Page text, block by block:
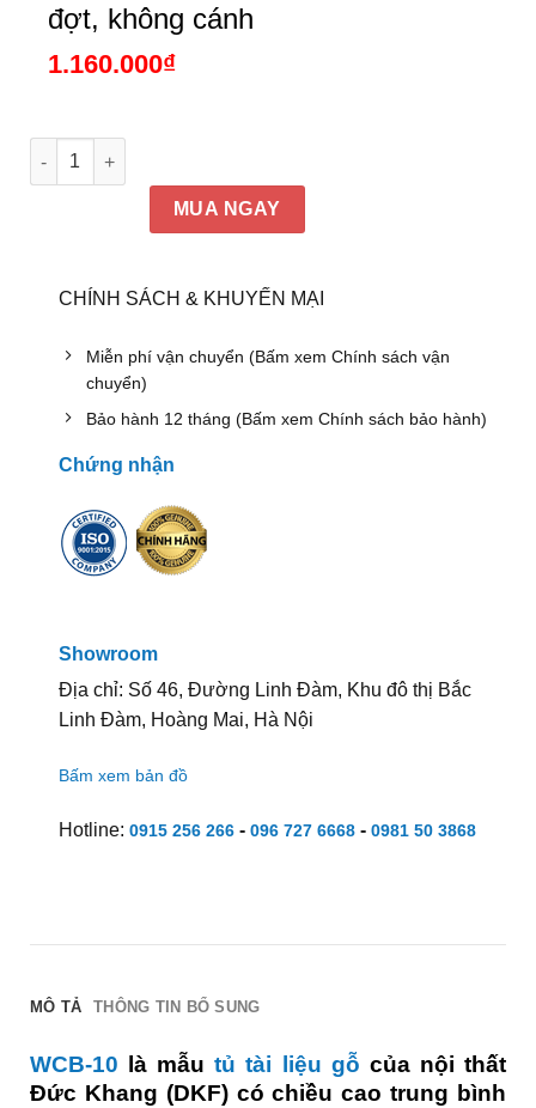
đợt, không cánh
1.160.000₫
Tủ WCB-10 | Tủ gỗ DKF 3 ngăn 2 đợt, không cánh số lượng
MUA NGAY
CHÍNH SÁCH & KHUYẾN MẠI
Miễn phí vận chuyển (Bấm xem Chính sách vận
chuyển)
Bảo hành 12 tháng (Bấm xem Chính sách bảo hành)
Chứng nhận
Showroom
Địa chỉ: Số 46, Đường Linh Đàm, Khu đô thị Bắc
Linh Đàm, Hoàng Mai, Hà Nội
Bấm xem bản đồ
Hotline: 0915 256 266- 096 727 6668- 0981 50 3868
MÔ TẢ THÔNG TIN BỔ SUNG
WCB-10 là mẫutủ tài liệu gỗ của nội thất
Đức Khang (DKF) có chiều cao trung bình